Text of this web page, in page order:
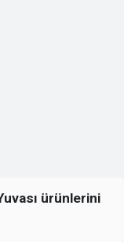
ürünlerini